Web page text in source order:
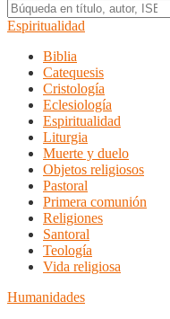
Espiritualidad
Biblia
Catequesis
Cristología
Eclesiología
Espiritualidad
Liturgia
Muerte y duelo
Objetos religiosos
Pastoral
Primera comunión
Religiones
Santoral
Teología
Vida religiosa
Humanidades